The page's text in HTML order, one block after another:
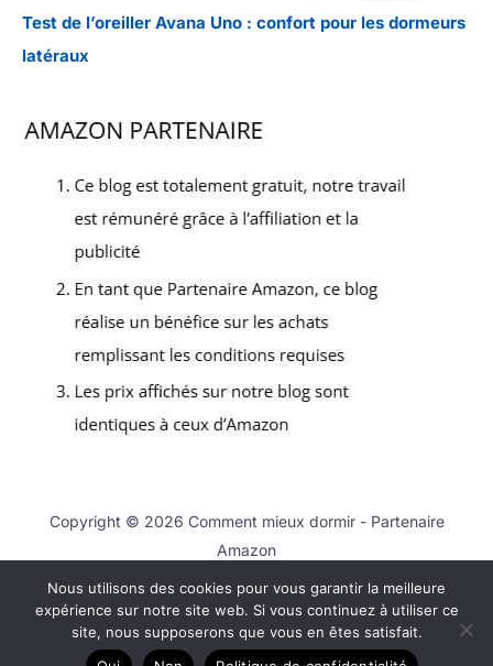
Test de l’oreiller Avana Uno : confort pour les dormeurs
latéraux
Copyright © 2026 Comment mieux dormir - Partenaire
Amazon
Contact
Mentions légales
Politique de confidentialité
Nous utilisons des cookies pour vous garantir la meilleure
expérience sur notre site web. Si vous continuez à utiliser ce
site, nous supposerons que vous en êtes satisfait.